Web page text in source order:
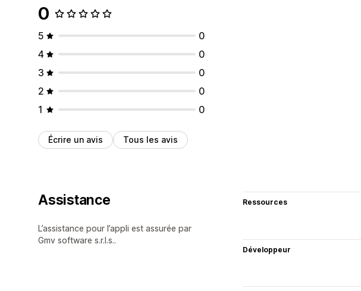
0
5
0
4
0
3
0
2
0
1
0
Écrire un avis Tous les avis
Assistance
L’assistance pour l’appli est assurée par
Gmv software s.r.l.s..
Ressources
Développeur